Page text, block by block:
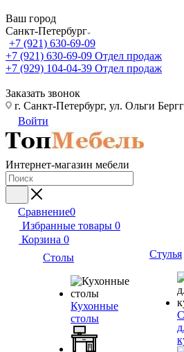
Ваш город
Санкт-Петербург
+7 (921) 630-69-09
+7 (921) 630-69-09 Отдел продаж
+7 (929) 104-04-39 Отдел продаж
Заказать звонок
г. Санкт-Петербург, ул. Ольги
Войти
Интернет-магазин мебели
Сравнение0
Избранные товары 0
Корзина 0
Столы
Кухонные
столы
Стулья